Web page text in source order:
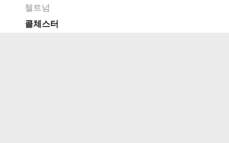
첼트넘
콜체스터